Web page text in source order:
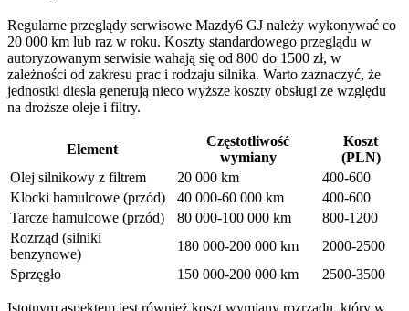
Regularne przeglądy serwisowe Mazdy6 GJ należy wykonywać co
20 000 km lub raz w roku. Koszty standardowego przeglądu w
autoryzowanym serwisie wahają się od 800 do 1500 zł, w
zależności od zakresu prac i rodzaju silnika. Warto zaznaczyć, że
jednostki diesla generują nieco wyższe koszty obsługi ze względu
na droższe oleje i filtry.
Element
Częstotliwość
wymiany
Koszt
(PLN)
Olej silnikowy z filtrem
20 000 km
400-600
Klocki hamulcowe (przód)
40 000-60 000 km
400-600
Tarcze hamulcowe (przód)
80 000-100 000 km
800-1200
Rozrząd (silniki
benzynowe)
180 000-200 000 km
2000-2500
Sprzęgło
150 000-200 000 km 2500-3500
Istotnym aspektem jest również koszt wymiany rozrządu, który w